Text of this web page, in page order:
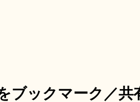
ブックマーク／共